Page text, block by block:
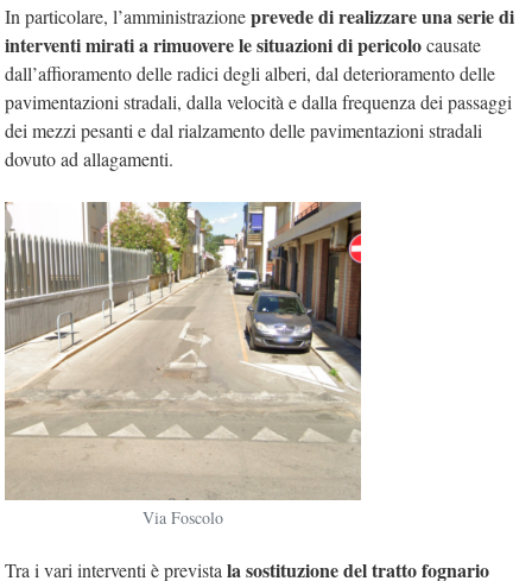
In particolare, l’amministrazioneprevede di realizzare una serie di
interventi mirati a rimuovere le situazioni di pericolocausate
dall’affioramento delle radici degli alberi, dal deterioramento delle
pavimentazioni stradali, dalla velocità e dalla frequenza dei passaggi
dei mezzi pesanti e dal rialzamento delle pavimentazioni stradali
dovuto ad allagamenti.
Via Foscolo
Tra i vari interventi è prevista la sostituzione del tratto fognario